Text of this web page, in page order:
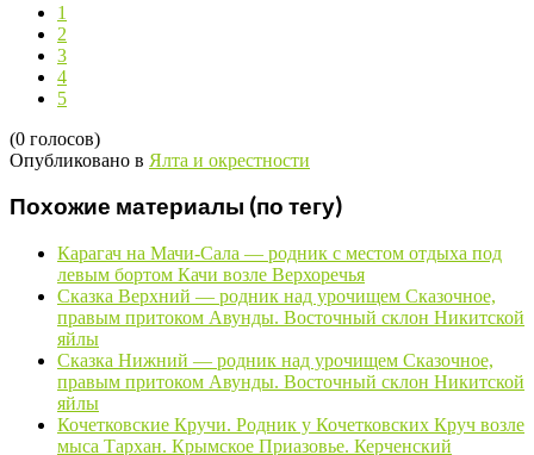
1
2
3
4
5
(0 голосов)
Опубликовано в Ялта и окрестности
Похожие материалы (по тегу)
Карагач на Мачи-Сала — родник с местом отдыха под
левым бортом Качи возле Верхоречья
Сказка Верхний — родник над урочищем Сказочное,
правым притоком Авунды. Восточный склон Никитской
яйлы
Сказка Нижний — родник над урочищем Сказочное,
правым притоком Авунды. Восточный склон Никитской
яйлы
Кочетковские Кручи. Родник у Кочетковских Круч возле
мыса Тархан. Крымское Приазовье. Керченский